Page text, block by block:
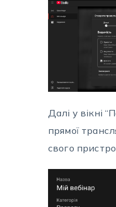
Далі у вікні
прямої
свого